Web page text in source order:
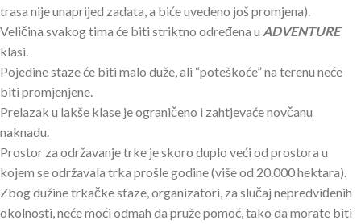
trasa nije unaprijed zadata, a biće uvedeno još promjena).
Veličina svakog tima će biti striktno određena u ADVENTURE
klasi.
Pojedine staze će biti malo duže, ali “poteškoće” na terenu neće
biti promjenjene.
Prelazak u lakše klase je ograničeno i zahtjevaće novčanu
naknadu.
Prostor za održavanje trke je skoro duplo veći od prostora u
kojem se održavala trka prošle godine (više od 20.000 hektara).
Zbog dužine trkačke staze, organizatori, za slučaj nepredviđenih
okolnosti, neće moći odmah da pruže pomoć, tako da morate biti